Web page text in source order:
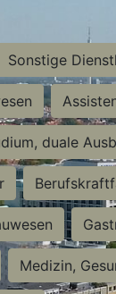
Sonstige
duale
Medizin,